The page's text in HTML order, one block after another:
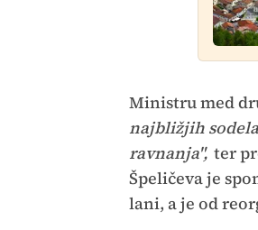
Ministru med
najbližjih
ravnanja", ter
Špeličeva je
lani, a je od